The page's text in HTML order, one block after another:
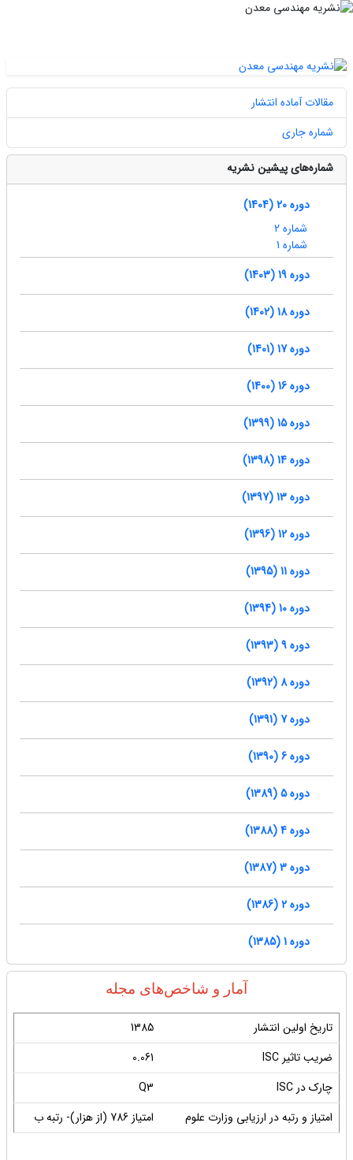
مقالات آماده انتشار
شماره جاری
شماره‌های پیشین نشریه
دوره 20 (1404)
شماره 2
شماره 1
دوره 19 (1403)
دوره 18 (1402)
دوره 17 (1401)
دوره 16 (1400)
دوره 15 (1399)
دوره 14 (1398)
دوره 13 (1397)
دوره 12 (1396)
دوره 11 (1395)
دوره 10 (1394)
دوره 9 (1393)
دوره 8 (1392)
دوره 7 (1391)
دوره 6 (1390)
دوره 5 (1389)
دوره 4 (1388)
دوره 3 (1387)
دوره 2 (1386)
دوره 1 (1385)
آمار و شاخص‌های مجله
تاریخ اولین انتشار
1385
ضریب تاثیر ISC
0.061
چارک در ISC
Q3
امتیاز و رتبه در ارزیابی وزارت علوم
امتیاز 786 (از هزار)- رتبه ب